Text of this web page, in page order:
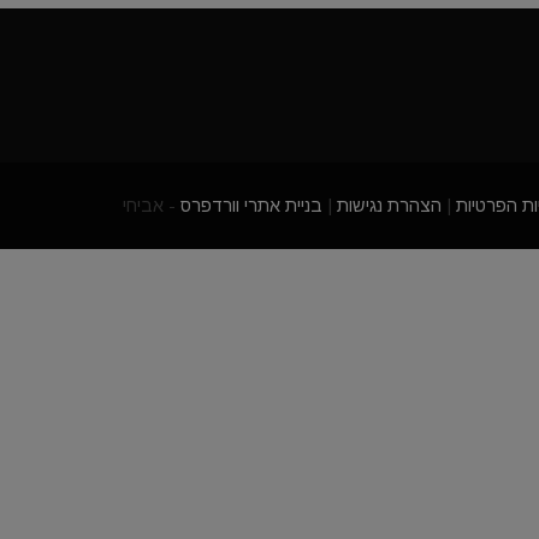
הפרטיות הצהרת נגישות בניית אתרי וורדפרס - אביחי